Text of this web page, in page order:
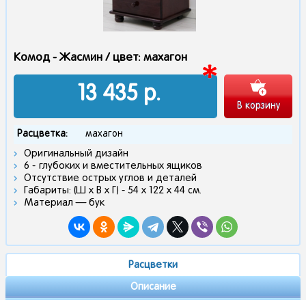
Комод - Жасмин / цвет: махагон
13 435 р.
В корзину
Расцветка: махагон
Оригинальный дизайн
6 - глубоких и вместительных ящиков
Отсутствие острых углов и деталей
Габариты: (Ш х В х Г) - 54 х 122 х 44 см.
Материал — бук
Расцветки
Описание